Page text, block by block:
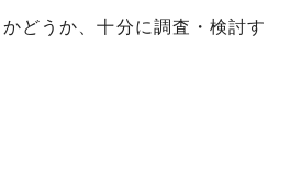
どうか、十分に調査・検討す